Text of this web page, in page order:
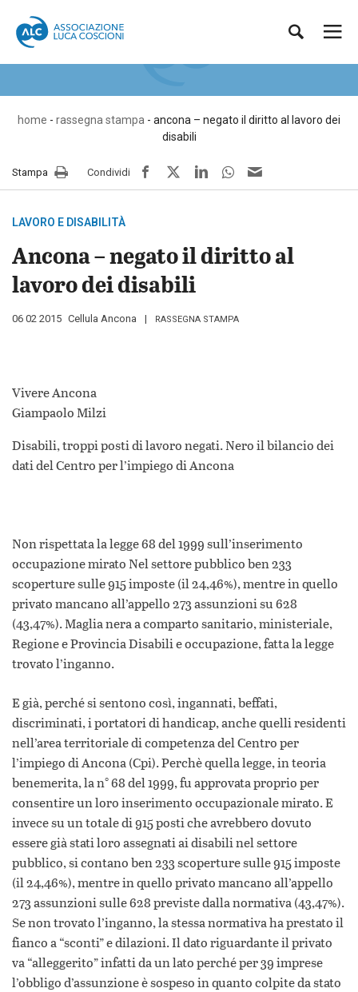
contenuto
Associazione
Luca
Coscioni
Luca
scientifica
rassegna stampa
home - rassegna stampa - ancona – negato il diritto al lavoro dei
disabili
Stampa Condividi facebooktwitterLinkedInwhatsapp
mail
LAVORO E DISABILITÀ
Ancona – negato il diritto al
lavoro dei disabili
Pubblicato
06 02 2015 da
Cellula Ancona RASSEGNA STAMPA
Vivere Ancona
Giampaolo Milzi
Disabili, troppi posti di lavoro negati. Nero il bilancio dei
dati del Centro per l’impiego di Ancona
Non rispettata la legge 68 del 1999 sull’inserimento
occupazione mirato Nel settore pubblico ben 233
scoperture sulle 915 imposte (il 24,46%), mentre in quello
privato mancano all’appello 273 assunzioni su 628
(43,47%). Maglia nera a comparto sanitario, ministeriale,
Regione e Provincia Disabili e occupazione, fatta la legge
trovato l’inganno.
E già, perché si sentono così, ingannati, beffati,
discriminati, i portatori di handicap, anche quelli residenti
nell’area territoriale di competenza del Centro per
l’impiego di Ancona (Cpi). Perchè quella legge, in teoria
benemerita, la n° 68 del 1999, fu approvata proprio per
consentire un loro inserimento occupazionale mirato. E
invece su un totale di 915 posti che avrebbero dovuto
essere già stati loro assegnati ai disabili nel settore
pubblico, si contano ben 233 scoperture sulle 915 imposte
(il 24,46%), mentre in quello privato mancano all’appello
273 assunzioni sulle 628 previste dalla normativa (43,47%).
Se non trovato l’inganno, la stessa normativa ha prestato il
fianco a “sconti” e dilazioni. Il dato riguardante il privato
va “alleggerito” infatti da un lato perché per 39 imprese
l’obbligo d’assunzione è sospeso in quanto colpite da stato